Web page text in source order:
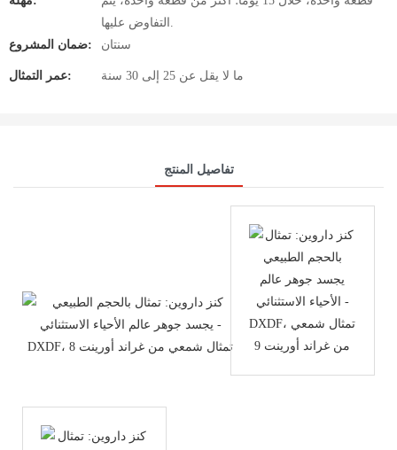
التفاوض عليها.
ضمان المشروع:
سنتان
عمر التمثال: ما لا يقل عن 25 إلى 30 سنة
تفاصيل المنتج